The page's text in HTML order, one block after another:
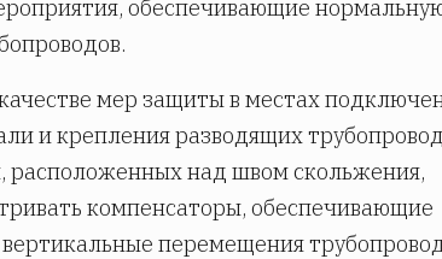
обеспечивающие
мер защиты в местах
и крепления разводящих
расположенных над швом скольжения,
компенсаторы, обеспечивающие
перемещения